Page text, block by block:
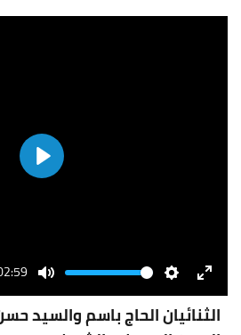
Play
Mute
Volume
SettingsEnter
الثنائيان الحاج باسم والسيد